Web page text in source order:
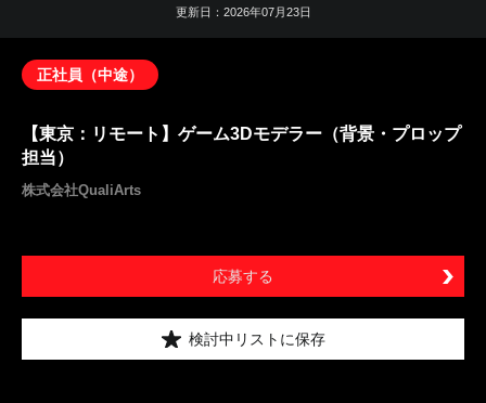
更新日：2026年07月23日
正社員（中途）
【東京：リモート】ゲーム3Dモデラー（背景・プロップ
担当）
株式会社QualiArts
応募する
検討中リストに保存